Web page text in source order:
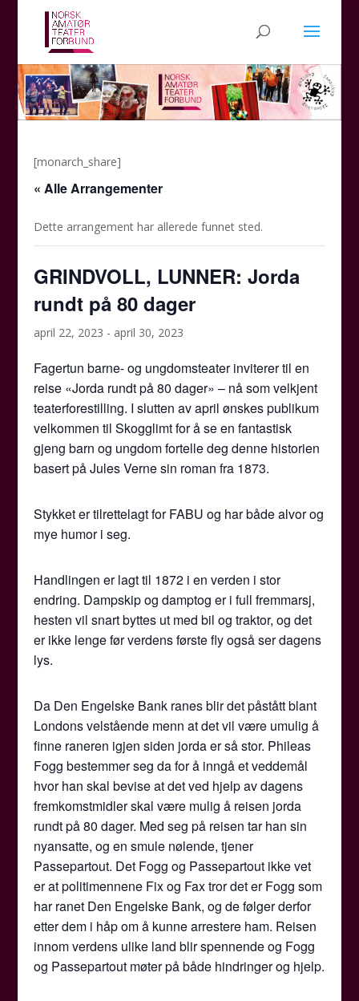
[monarch_share]
« Alle Arrangementer
Dette arrangement har allerede funnet sted.
GRINDVOLL, LUNNER: Jorda
rundt på 80 dager
april 22, 2023 - april 30, 2023
Fagertun barne- og ungdomsteater inviterer til en
reise «Jorda rundt på 80 dager» – nå som velkjent
teaterforestilling. I slutten av april ønskes publikum
velkommen til Skogglimt for å se en fantastisk
gjeng barn og ungdom fortelle deg denne historien
basert på Jules Verne sin roman fra 1873.
Stykket er tilrettelagt for FABU og har både alvor og
mye humor i seg.
Handlingen er lagt til 1872 i en verden i stor
endring. Dampskip og damptog er i full fremmarsj,
hesten vil snart byttes ut med bil og traktor, og det
er ikke lenge før verdens første fly også ser dagens
lys.
Da Den Engelske Bank ranes blir det påstått blant
Londons velstående menn at det vil være umulig å
finne raneren igjen siden jorda er så stor. Phileas
Fogg bestemmer seg da for å inngå et veddemål
hvor han skal bevise at det ved hjelp av dagens
fremkomstmidler skal være mulig å reisen jorda
rundt på 80 dager. Med seg på reisen tar han sin
nyansatte, og en smule nølende, tjener
Passepartout. Det Fogg og Passepartout ikke vet
er at politimennene Fix og Fax tror det er Fogg som
har ranet Den Engelske Bank, og de følger derfor
etter dem i håp om å kunne arrestere ham. Reisen
innom verdens ulike land blir spennende og Fogg
og Passepartout møter på både hindringer og hjelp.